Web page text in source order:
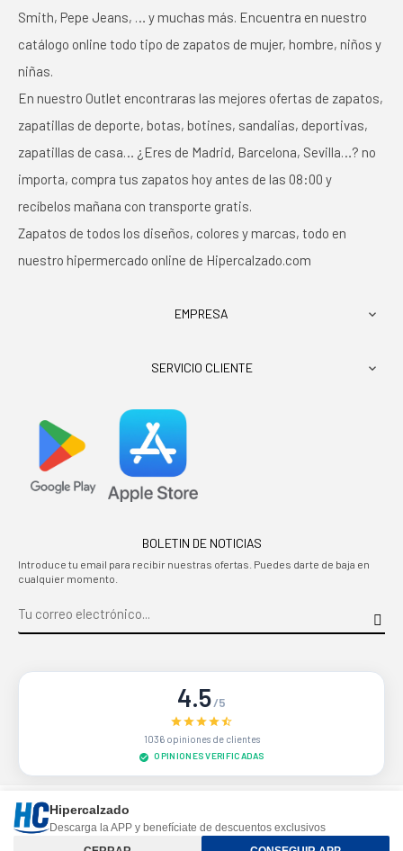
Smith, Pepe Jeans, … y muchas más. Encuentra en nuestro
catálogo online todo tipo de zapatos de mujer, hombre, niños y
niñas.
En nuestro Outlet encontraras las mejores ofertas de zapatos,
zapatillas de deporte, botas, botines, sandalias, deportivas,
zapatillas de casa… ¿Eres de Madrid, Barcelona, Sevilla…? no
importa, compra tus zapatos hoy antes de las 08:00 y
recíbelos mañana con transporte gratis.
Zapatos de todos los diseños, colores y marcas, todo en
nuestro hipermercado online de Hipercalzado.com
EMPRESA 
SERVICIO CLIENTE 
BOLETIN DE NOTICIAS
Introduce tu email para recibir nuestras ofertas. Puedes darte de baja en
cualquier momento.
4.5/5
1036 opiniones de clientes
OPINIONES VERIFICADAS
Sitio protegido por reCAPTCHA.
Hipercalzado
Descarga la APP y benefíciate de descuentos exclusivos